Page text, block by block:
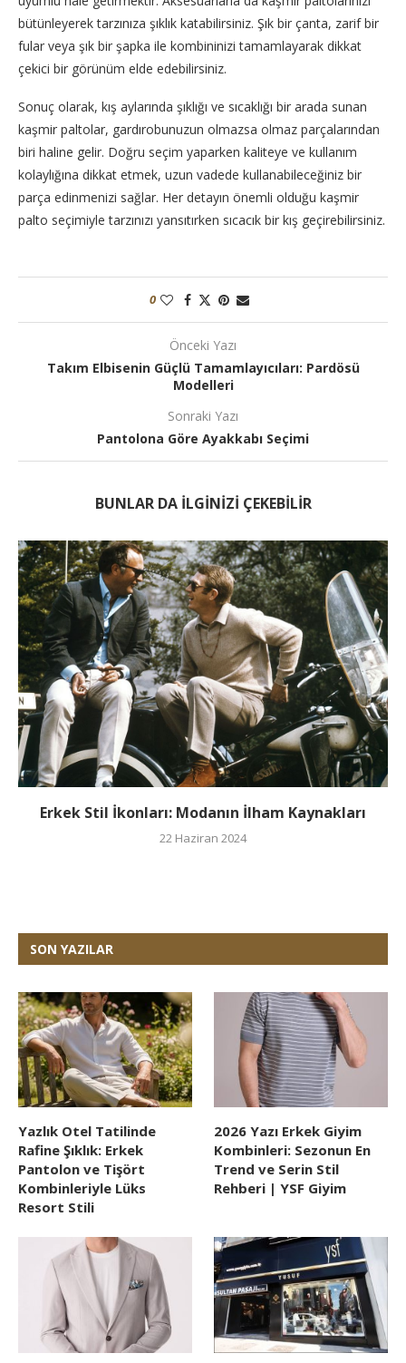
bütünleyerek tarzınıza şıklık katabilirsiniz. Şık bir çanta, zarif bir
fular veya şık bir şapka ile kombininizi tamamlayarak dikkat
çekici bir görünüm elde edebilirsiniz.
Sonuç olarak, kış aylarında şıklığı ve sıcaklığı bir arada sunan
kaşmir paltolar, gardırobunuzun olmazsa olmaz parçalarından
biri haline gelir. Doğru seçim yaparken kaliteye ve kullanım
kolaylığına dikkat etmek, uzun vadede kullanabileceğiniz bir
parça edinmenizi sağlar. Her detayın önemli olduğu kaşmir
palto seçimiyle tarzınızı yansıtırken sıcacık bir kış geçirebilirsiniz.
0
Önceki Yazı
Takım Elbisenin Güçlü Tamamlayıcıları: Pardösü
Modelleri
Sonraki Yazı
Pantolona Göre Ayakkabı Seçimi
BUNLAR DA ILGINIZI ÇEKEBILIR
Erkek Stil İkonları: Modanın İlham Kaynakları
22 Haziran 2024
SON YAZILAR
Yazlık Otel Tatilinde
Rafine Şıklık: Erkek
Pantolon ve Tişört
Kombinleriyle Lüks
Resort Stili
2026 Yazı Erkek Giyim
Kombinleri: Sezonun En
Trend ve Serin Stil
Rehberi | YSF Giyim